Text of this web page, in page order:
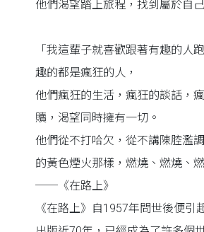
他們渴望踏上旅程，找到屬於自
「我這輩子就喜歡跟著有趣的人
趣的都是瘋狂的人，
他們瘋狂的生活，瘋狂的談話，
贖，渴望同時擁有一切。
他們從不打哈欠，從不講陳腔濫
的黃色煙火那樣，燃燒、燃燒、燃
──《在路上》
《在路上》自1957年問世後便引